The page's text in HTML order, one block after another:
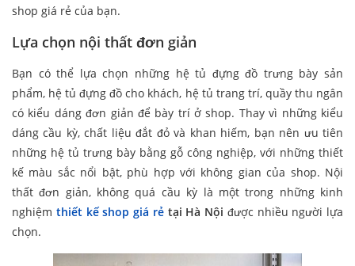
shop giá rẻ của bạn.
Lựa chọn nội thất đơn giản
Bạn có thể lựa chọn những hệ tủ đựng đồ trưng bày sản
phẩm, hệ tủ đựng đồ cho khách, hệ tủ trang trí, quầy thu ngân
có kiểu dáng đơn giản để bày trí ở shop. Thay vì những kiểu
dáng cầu kỳ, chất liệu đắt đỏ và khan hiếm, bạn nên ưu tiên
những hệ tủ trưng bày bằng gỗ công nghiệp, với những thiết
kế màu sắc nổi bật, phù hợp với không gian của shop. Nội
thất đơn giản, không quá cầu kỳ là một trong những kinh
nghiệm thiết kế shop giá rẻtại Hà Nội được nhiều người lựa
chọn.